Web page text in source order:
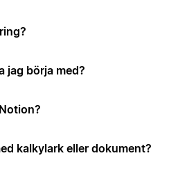
jag börja med?
kalkylark eller dokument?